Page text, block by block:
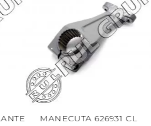
MANECUTA 626931 CL